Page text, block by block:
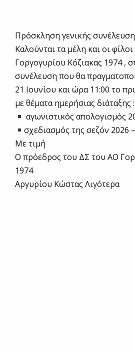
Πρόσκληση γενικής
Καλούνται τα μέλη και οι
Γοργογυρίου Κόζιακας 1974 ,
συνέλευση που θα
21 Ιουνίου και ώρα 11:00 το
με θέματα ημερήσιας διάταξης :
αγωνιστικός απολογισμός
σχεδιασμός της σεζόν 2026
Mε τιμή
Ο πρόεδρος του ΔΣ του ΑΟ
1974
Αργυρίου Κώστας Λιγότερα